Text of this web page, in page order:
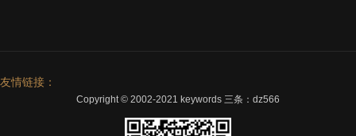
友情链接：
Copyright © 2002-2021 keywords 三条：dz566